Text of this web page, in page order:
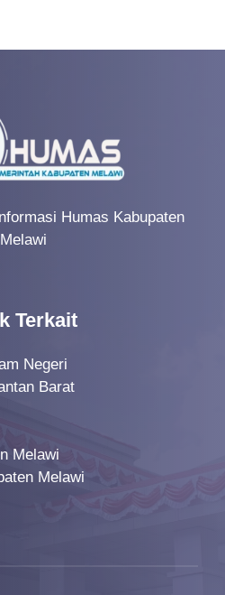
Humas Kabupaten
Melawi
Terkait
Negeri
Barat
Melawi
Melawi